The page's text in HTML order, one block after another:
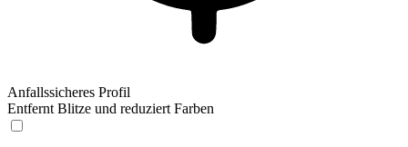
Anfallssicheres Profil
Entfernt Blitze und reduziert Farben